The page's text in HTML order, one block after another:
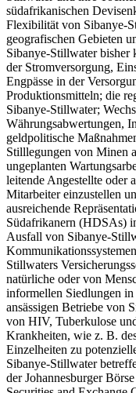
südafrikanischen
Flexibilität von Sibanye-
geografischen Gebieten
Sibanye-Stillwater bisher
der Stromversorgung,
Engpässe in der
Produktionsmitteln; die
Sibanye-Stillwater;
Währungsabwertungen,
geldpolitische
Stilllegungen von Minen
ungeplanten
leitende Angestellte oder
Mitarbeiter einzustellen
ausreichende
Südafrikanern (HDSAs)
Ausfall von Sibanye-
Stillwaters
natürliche oder von
informellen Siedlungen
ansässigen Betriebe von
von HIV, Tuberkulose
Krankheiten, wie z. B.
Einzelheiten zu
Sibanye-Stillwater
der Johannesburger